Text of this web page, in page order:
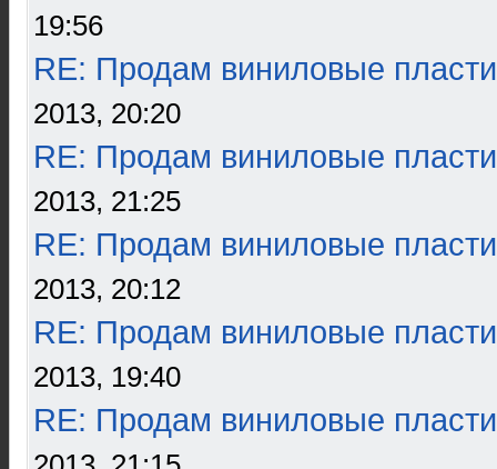
19:56
RE: Продам виниловые
2013, 20:20
RE: Продам виниловые
2013, 21:25
RE: Продам виниловые
2013, 20:12
RE: Продам виниловые
2013, 19:40
RE: Продам виниловые